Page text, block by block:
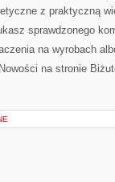
z praktyczną
sprawdzonego
na wyrobach
na stronie